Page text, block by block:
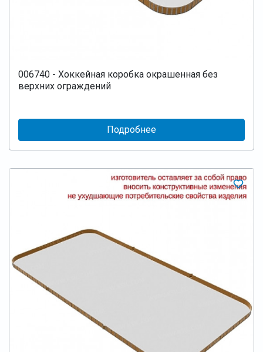
006740 - Хоккейная коробка окрашенная без
верхних ограждений
Подробнее